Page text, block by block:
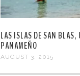
LAS ISLAS DE SAN BLAS,
PANAMEÑO
AUGUST 3, 2015